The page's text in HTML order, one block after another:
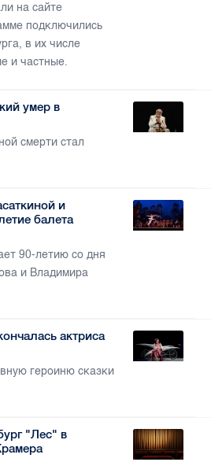
на сайте
подключились
в их числе
и частные.
умер в
смерти стал
и
балета
90-летию со дня
и Владимира
актриса
героиню сказки
"Лес" в